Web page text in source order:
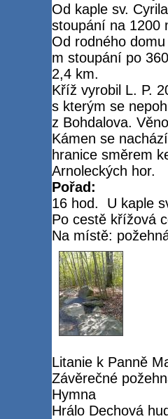
Od kaple sv.
stoupání na 1200
Od rodného
m stoupání po
2,4 km.
Kříž vyrobil L. P.
s kterým se
z Bohdalova.
Kámen se
hranice směrem
Arnoleckých hor.
Pořad:
16 hod.
U kaple
Po cestě křížová
Na místě:
Litanie k Panně
Závěrečné
Hymna
Hrálo Dechová